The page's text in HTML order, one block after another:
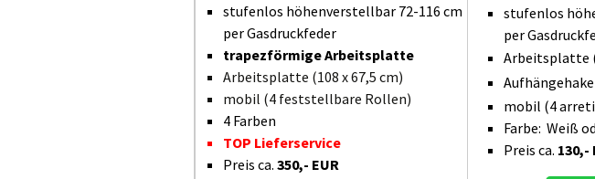
stufenlos höhenverstellbar 72-116 cm
per Gasdruckfeder
trapezförmige Arbeitsplatte
Arbeitsplatte (108 x 67,5 cm)
mobil (4 feststellbare Rollen)
4 Farben
TOP Lieferservice
Preis ca. 350,- EUR
stufenlos
per
Arbeitsplatte
mobil (4
Farbe: Weiß
Preis ca. 130,-